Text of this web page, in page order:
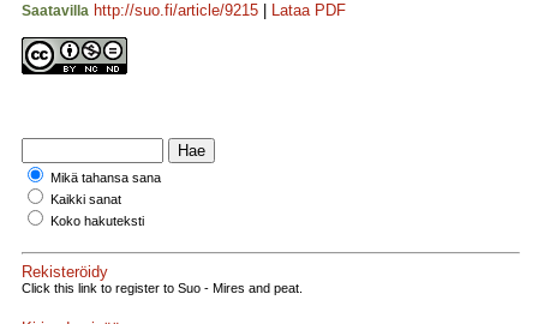
Saatavilla http://suo.fi/article/9215 Lataa PDF
Mikä tahansa sana
Kaikki sanat
Koko hakuteksti
Rekisteröidy
Click this link to register to Suo - Mires and peat.